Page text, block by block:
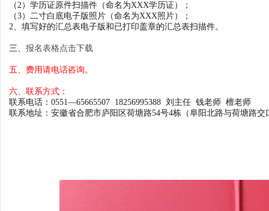
（2）学历证原件扫描件（命名为XXX学历证）；
（3）二寸白底电子版照片（命名为XXX照片）；
2、填写好的汇总表电子版和已打印盖章的汇总表扫描件。
三、 报名表格点击下载
五、费用请电话咨询。
六、联系方式：
联系电话：0551—65665507 18256995388 刘主任 钱老师 檀老师
联系地址：安徽省合肥市庐阳区荷塘路54号4栋（阜阳北路与荷塘路交